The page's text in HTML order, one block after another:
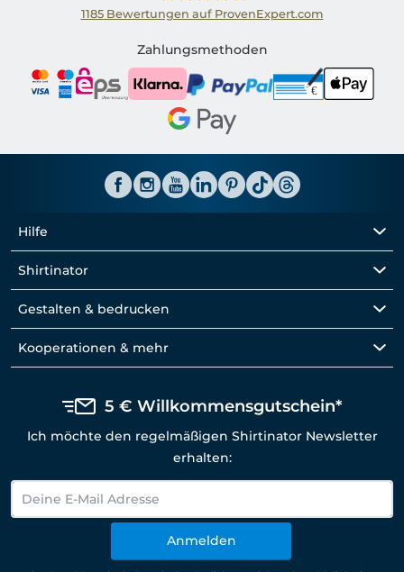
Shirtinator AT
1185Bewertungen auf ProvenExpert.com
Zahlungsmethoden
Hilfe
Shirtinator
Gestalten & bedrucken
Kooperationen & mehr
5 € Willkommensgutschein*
Ich möchte den regelmäßigen Shirtinator Newsletter
erhalten:
Anmelden